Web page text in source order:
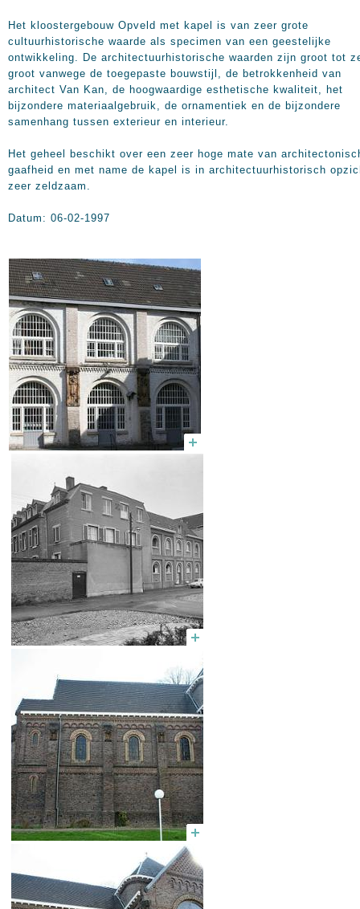
Het kloostergebouw Opveld met kapel is van zeer grote
cultuurhistorische waarde als specimen van een geestelijke
ontwikkeling. De architectuurhistorische waarden zijn groot tot
groot vanwege de toegepaste bouwstijl, de betrokkenheid van
architect Van Kan, de hoogwaardige esthetische kwaliteit, het
bijzondere materiaalgebruik, de ornamentiek en de bijzondere
samenhang tussen exterieur en interieur.
Het geheel beschikt over een zeer hoge mate van
gaafheid en met name de kapel is in architectuurhistorisch
zeer zeldzaam.
Datum: 06-02-1997